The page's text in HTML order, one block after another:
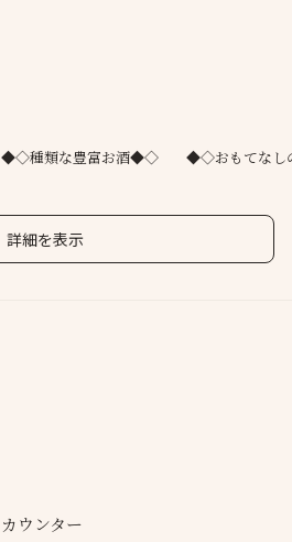
◆◇種類な豊富お酒◆◇ ◆◇おもてな
詳細を表示
カウンター